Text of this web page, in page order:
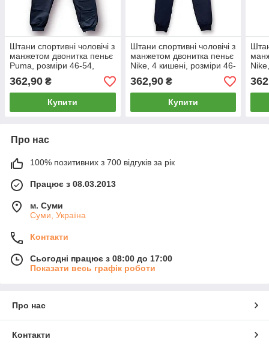
Штани спортивні чоловічі з
манжетом двонитка пеньє
Puma, розміри 46-54,
темно-сині, 4042
362,90 ₴
Купити
Штани спортивні чоловічі з
манжетом двонитка пеньє
Nike, 4 кишені, розміри 46-
54, темно-сині, 4002
362,90₴
Купити
Про нас
100% позитивних з 700 відгуків за рік
Працює з 08.03.2013
м. Суми
Суми, Україна
Контакти
Сьогодні працює з 08:00 до 17:00
Показати весь графік роботи
Про нас
Контакти